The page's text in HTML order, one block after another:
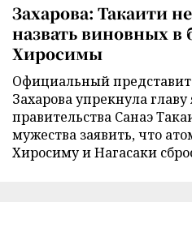
Захарова: Такаити
назвать виновных в
Хиросимы
Официальный
Захарова упрекнула главу
правительства Санаэ
мужества заявить, что
Хиросиму и Нагасаки